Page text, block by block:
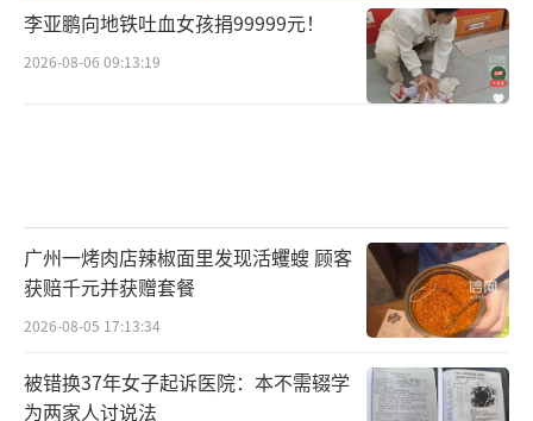
李亚鹏向地铁吐血女孩捐99999元！
2026-08-06 09:13:19
广州一烤肉店辣椒面里发现活蠼螋 顾客
获赔千元并获赠套餐
2026-08-05 17:13:34
被错换37年女子起诉医院：本不需辍学
为两家人讨说法